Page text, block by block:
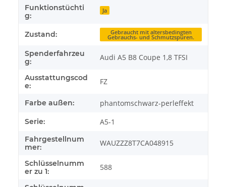
Funktionstüchti
g:
Ja
Zustand: Gebraucht mit altersbedingten
Gebrauchs- und Schmutzspuren.
Spenderfahrzeu
g:
Audi A5 B8 Coupe 1,8 TFSI
Ausstattungscod
e:
FZ
Farbe außen: phantomschwarz-perleffekt
Serie: A5-1
Fahrgestellnum
mer:
WAUZZZ8T7CA048915
Schlüsselnumm
er zu 1:
588